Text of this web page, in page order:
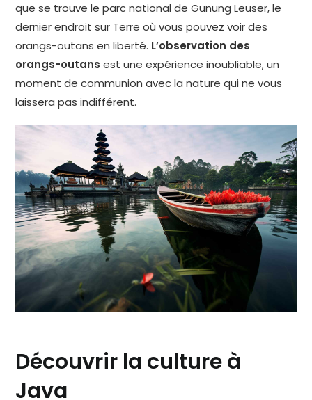
que se trouve le parc national de Gunung Leuser, le
dernier endroit sur Terre où vous pouvez voir des
orangs-outans en liberté. L’observation des
orangs-outans est une expérience inoubliable, un
moment de communion avec la nature qui ne vous
laissera pas indifférent.
Découvrir la culture à
Java